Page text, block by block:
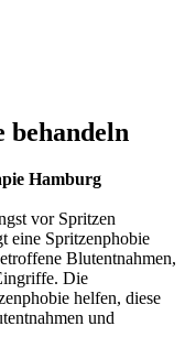
behandeln
Hamburg
vor Spritzen
eine Spritzenphobie
Blutentnahmen,
Die
helfen, diese
und